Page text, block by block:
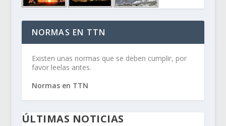
NORMAS EN TTN
Existen unas normas que se deben cumplir, por
favor leelas antes.
Normas en TTN
ÚLTIMAS NOTICIAS